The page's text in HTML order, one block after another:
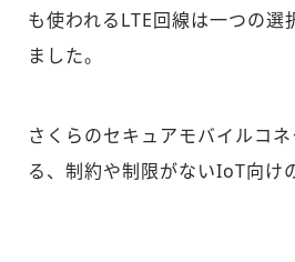
も使われるLTE回線は一つの
ました。
さくらのセキュアモバイルコ
る、制約や制限がないIoT向け